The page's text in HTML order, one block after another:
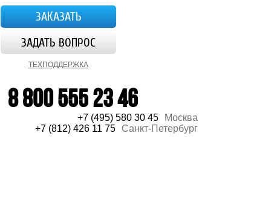
ЗАКАЗАТЬ
ЗАДАТЬ ВОПРОС
ТЕХПОДДЕРЖКА
8 800 555 23 46
+7 (495) 580 30 45
Москва
+7 (812) 426 11 75
Санкт-Петербург